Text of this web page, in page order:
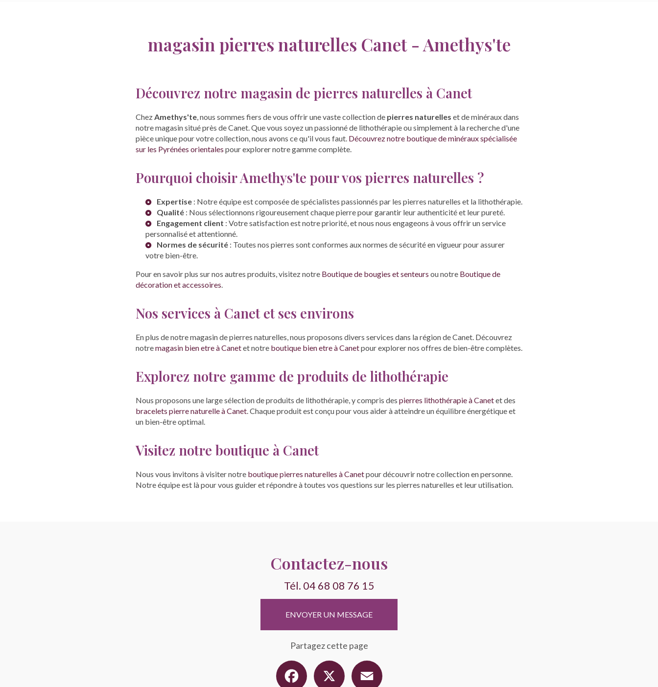
magasin pierres naturelles Canet - Amethys'te
Découvrez notre magasin de pierres naturelles à Canet
ChezAmethys'te, nous sommes fiers de vous offrir une vaste collection de pierres naturelles et de minéraux dans
notre magasin situé près de Canet. Que vous soyez un passionné de lithothérapie ou simplement à la recherche d'une
pièce unique pour votre collection, nous avons ce qu'il vous faut. Découvrez notre boutique de minéraux spécialisée
sur les Pyrénées orientales pour explorer notre gamme complète.
Pourquoi choisir Amethys'te pour vos pierres naturelles ?
Expertise : Notre équipe est composée de spécialistes passionnés par les pierres naturelles et la lithothérapie.
Qualité : Nous sélectionnons rigoureusement chaque pierre pour garantir leur authenticité et leur pureté.
Engagement client : Votre satisfaction est notre priorité, et nous nous engageons à vous offrir un service
personnalisé et attentionné.
Normes de sécurité : Toutes nos pierres sont conformes aux normes de sécurité en vigueur pour assurer
votre bien-être.
Pour en savoir plus sur nos autres produits, visitez notre Boutique de bougies et senteurs ou notre Boutique de
décoration et accessoires.
Nos services à Canet et ses environs
En plus de notre magasin de pierres naturelles, nous proposons divers services dans la région de Canet. Découvrez
notremagasin bien etre à Canetet notre boutique bien etre à Canetpour explorer nos offres de bien-être complètes.
Explorez notre gamme de produits de lithothérapie
Nous proposons une large sélection de produits de lithothérapie, y compris des pierres lithothérapie à Canetet des
bracelets pierre naturelle à Canet. Chaque produit est conçu pour vous aider à atteindre un équilibre énergétique et
un bien-être optimal.
Visitez notre boutique à Canet
Nous vous invitons à visiter notre boutique pierres naturelles à Canetpour découvrir notre collection en personne.
Notre équipe est là pour vous guider et répondre à toutes vos questions sur les pierres naturelles et leur utilisation.
Contactez-nous
Tél. 04 68 08 76 15
ENVOYER UN MESSAGE
Partagez cette page
Facebook